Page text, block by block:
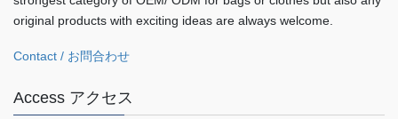
original products with exciting ideas are always welcome.
Contact / お問合わせ
Access アクセス